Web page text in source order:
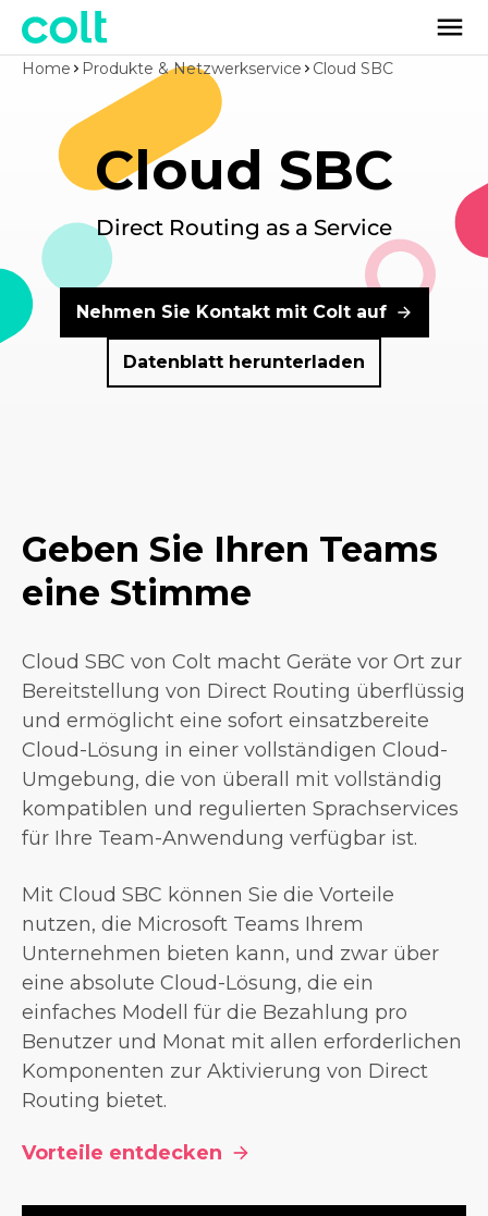
Home Produkte & Netzwerkservice Cloud SBC
Cloud SBC
Direct Routing as a Service
Nehmen Sie Kontakt mit Colt auf
Datenblatt herunterladen
Geben Sie Ihren Teams
eine Stimme
Cloud SBC von Colt macht Geräte vor Ort zur
Bereitstellung von Direct Routing überflüssig
und ermöglicht eine sofort einsatzbereite
Cloud-Lösung in einer vollständigen Cloud-
Umgebung, die von überall mit vollständig
kompatiblen und regulierten Sprachservices
für Ihre Team-Anwendung verfügbar ist.
Mit Cloud SBC können Sie die Vorteile
nutzen, die Microsoft Teams Ihrem
Unternehmen bieten kann, und zwar über
eine absolute Cloud-Lösung, die ein
einfaches Modell für die Bezahlung pro
Benutzer und Monat mit allen erforderlichen
Komponenten zur Aktivierung von Direct
Routing bietet.
Vorteile entdecken